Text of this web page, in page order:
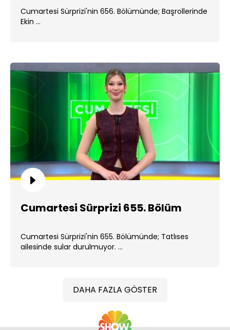
Cumartesi Sürprizi'nin 656. Bölümünde; Başrollerinde
Ekin ...
Cumartesi Sürprizi 655. Bölüm
Cumartesi Sürprizi'nin 655. Bölümünde; Tatlıses
ailesinde sular durulmuyor. ...
DAHA FAZLA GÖSTER